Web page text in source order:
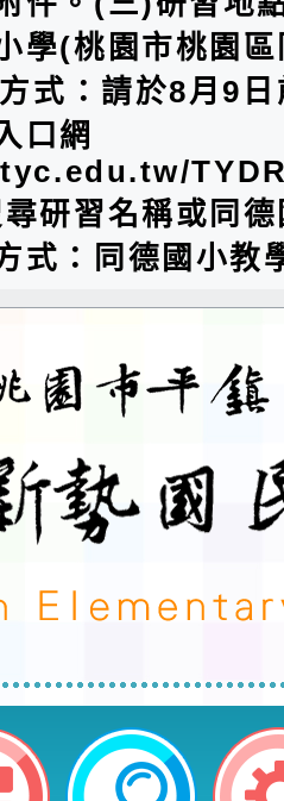
學(桃園市桃園
式：請於8月9
口網
研習名稱或同
式：同德國小教
推動中小學數位
數位學習工作